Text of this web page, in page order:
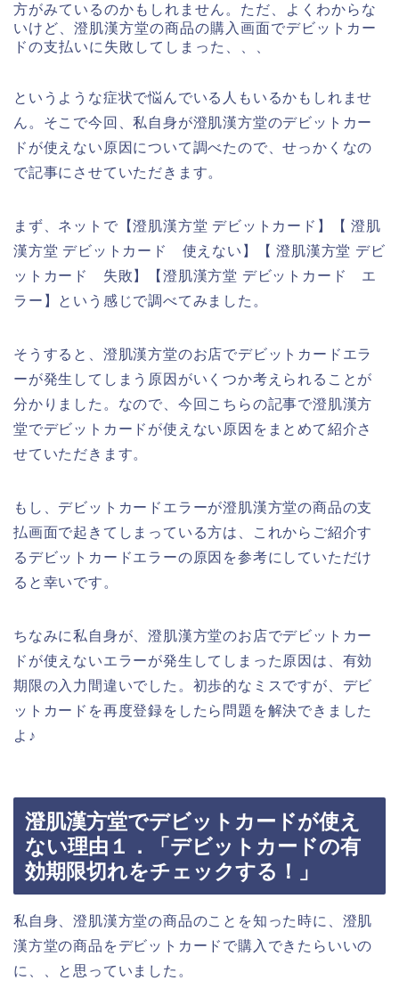
方がみているのかもしれません。ただ、よくわからな
いけど、澄肌漢方堂の商品の購入画面でデビットカー
ドの支払いに失敗してしまった、、、
というような症状で悩んでいる人もいるかもしれませ
ん。そこで今回、私自身が澄肌漢方堂のデビットカー
ドが使えない原因について調べたので、せっかくなの
で記事にさせていただきます。
まず、ネットで【澄肌漢方堂 デビットカード】【 澄肌
漢方堂 デビットカード 使えない】【 澄肌漢方堂 デビ
ットカード 失敗】【澄肌漢方堂 デビットカード エ
ラー】という感じで調べてみました。
そうすると、澄肌漢方堂のお店でデビットカードエラ
ーが発生してしまう原因がいくつか考えられることが
分かりました。なので、今回こちらの記事で澄肌漢方
堂でデビットカードが使えない原因をまとめて紹介さ
せていただきます。
もし、デビットカードエラーが澄肌漢方堂の商品の支
払画面で起きてしまっている方は、これからご紹介す
るデビットカードエラーの原因を参考にしていただけ
ると幸いです。
ちなみに私自身が、澄肌漢方堂のお店でデビットカー
ドが使えないエラーが発生してしまった原因は、有効
期限の入力間違いでした。初歩的なミスですが、デビ
ットカードを再度登録をしたら問題を解決できました
よ♪
澄肌漢方堂でデビットカードが使え
ない理由１．「デビットカードの有
効期限切れをチェックする！」
私自身、澄肌漢方堂の商品のことを知った時に、澄肌
漢方堂の商品をデビットカードで購入できたらいいの
に、、と思っていました。